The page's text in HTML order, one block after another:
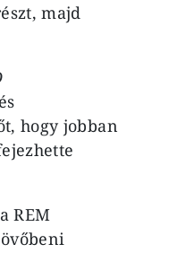
majd
hogy jobban
REM